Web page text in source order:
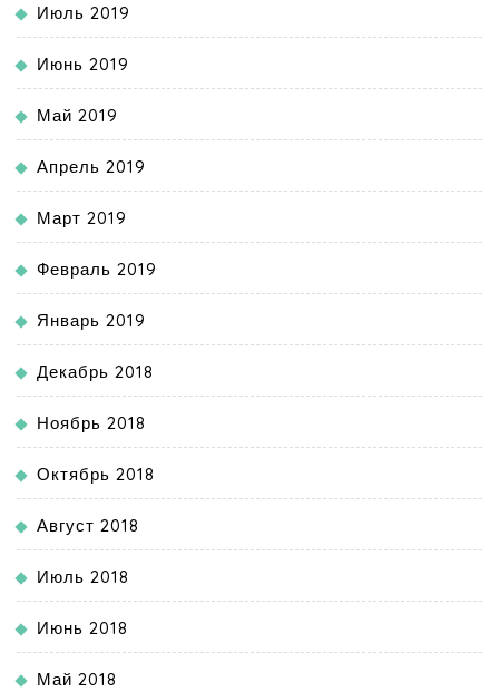
Июль 2019
Июнь 2019
Май 2019
Апрель 2019
Март 2019
Февраль 2019
Январь 2019
Декабрь 2018
Ноябрь 2018
Октябрь 2018
Август 2018
Июль 2018
Июнь 2018
Май 2018